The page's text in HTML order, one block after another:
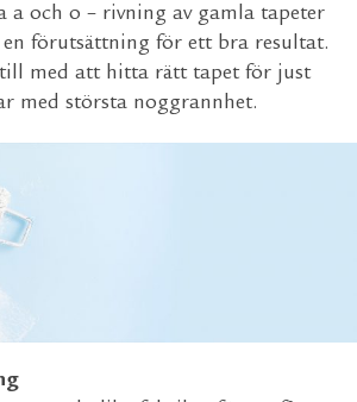
a och o – rivning av gamla tapeter
förutsättning för ett bra resultat.
med att hitta rätt tapet för just
med största noggrannhet.